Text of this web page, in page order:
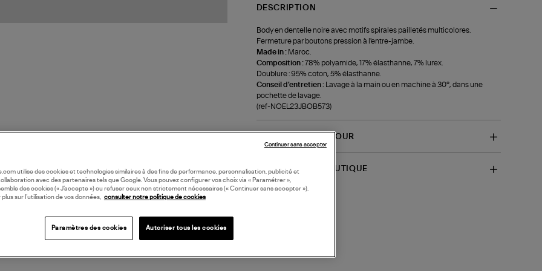
DESCRIPTION
Body en dentelle noire avec motifs spirales pailletés multicolores.
Fermeture par boutons pression à l'entre-jambe.
Made in : Maroc.
Composition :78% polyamide, 17% élasthanne, 7% lurex.
Doublure : 95% coton, 5% élasthanne.
Conseil d'entretien :
Lavage à la main ou en machine à 30°, dans une
pochette de lavage.
(ref-NOEL23JBOB573)
LIVRAISON ET RETOUR
DISPONIBILITÉ BOUTIQUE
utilise des cookies et technologies similaires à des fins de performance, personnalisation, publicité et
avec des partenaires tels que Google. Vous pouvez configurer vos choix via « Paramétrer »,
des cookies (« J’accepte ») ou refuser ceux non strictement nécessaires (« Continuer sans accepter »).
plus sur l’utilisation de vos données, consulter notre politique de cookies
Paramètres des cookies Autoriser tous les cookies
Continuer sans accepter